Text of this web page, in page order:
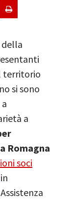
territorio
si sono
a
Romagna
soci
in